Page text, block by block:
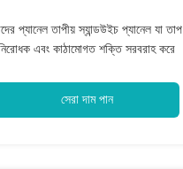
প্যানেল তাপীয় স্যান্ডউইচ প্যানেল যা তাপ
এবং কাঠামোগত শক্তি সরবরাহ করে
সেরা দাম পান